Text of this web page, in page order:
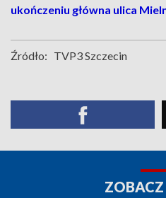
ukończeniu główna ulica
Źródło: TVP3 Szczecin